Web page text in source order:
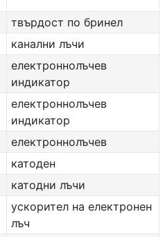
твърдост по бринел
канални лъчи
електроннолъчев
индикатор
електроннолъчев
индикатор
електроннолъчев
катоден
катодни лъчи
ускорител на електронен
лъч